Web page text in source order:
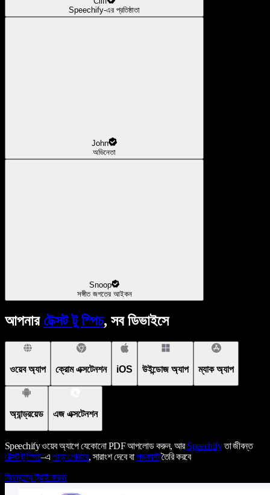
Speechify-এর প্রতিষ্ঠাতা
John
অভিনেতা
Snoop
সঙ্গীত জগতের আইকন
আপনার টেক্সট টু স্পিচ, সব ডিভাইসে
ওয়েব অ্যাপ ক্রোম এক্সটেনশন iOS উইন্ডোজ অ্যাপ ম্যাক অ্যাপ
অ্যান্ড্রয়েড এজ এক্সটেনশন
Speechify ওয়েব অ্যাপে যেকোনো PDF আপলোড করুন, আরSpeechifyতা জীবন্ত
টেক্সট টু স্পিচ–এপড়ে শোনাবে, সারাংশ দেবে বাপডকাস্টতৈরি করবে
বিনামূল্যে ট্রাই করুন